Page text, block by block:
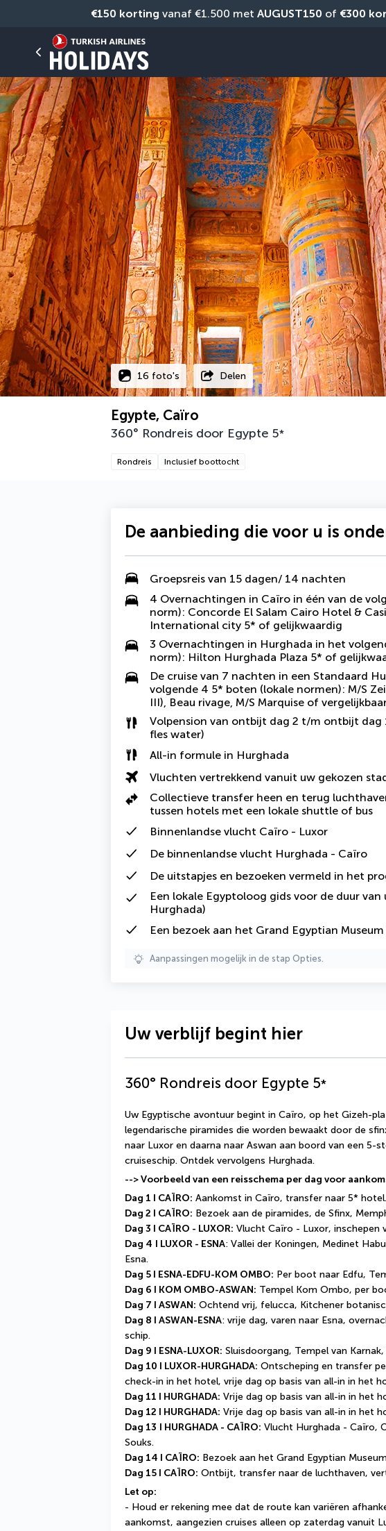
€150 korting vanaf €1.500 met AUGUST150 of €300
16 foto's Delen
Egypte, Caïro
360° Rondreis door Egypte 5*
Rondreis Inclusief boottocht
De aanbieding die voor u is
Groepsreis van 15 dagen/ 14 nachten
4 Overnachtingen in Caïro in één van de
norm): Concorde El Salam Cairo Hotel &
International city 5* of gelijkwaardig
3 Overnachtingen in Hurghada in het
norm): Hilton Hurghada Plaza 5* of
De cruise van 7 nachten in een Standaard
volgende 4 5* boten (lokale normen): M/S
III), Beau rivage, M/S Marquise of
Volpension van ontbijt dag 2 t/m ontbijt dag
fles water)
All-in formule in Hurghada
Vluchten vertrekkend vanuit uw gekozen
Collectieve transfer heen en terug
tussen hotels met een lokale shuttle of bus
Binnenlandse vlucht Caïro - Luxor
De binnenlandse vlucht Hurghada - Caïro
De uitstapjes en bezoeken vermeld in het
Een lokale Egyptoloog gids voor de duur van
Hurghada)
Een bezoek aan het Grand Egyptian Museum
Aanpassingen mogelijk in de stap Opties.
Uw verblijf begint hier
360° Rondreis door Egypte 5*
Uw Egyptische avontuur begint in Caïro, op het Gizeh-
legendarische piramides die worden bewaakt door de
naar Luxor en daarna naar Aswan aan boord van een 5-
cruiseschip. Ontdek vervolgens Hurghada.
--> Voorbeeld van een reisschema per dag voor
Dag 1 I CAÏRO: Aankomst in Caïro, transfer naar 5*
Dag 2 I CAÏRO: Bezoek aan de piramides, de Sfinx,
Dag 3 I CAÏRO - LUXOR: Vlucht Caïro - Luxor, inschepen
Dag 4 I LUXOR - ESNA: Vallei der Koningen, Medinet
Esna.
Dag 5 I ESNA-EDFU-KOM OMBO: Per boot naar Edfu,
Dag 6 I KOM OMBO-ASWAN: Tempel Kom Ombo, per
Dag 7 I ASWAN: Ochtend vrij, felucca, Kitchener
Dag 8 I ASWAN-ESNA: vrije dag, varen naar Esna,
schip.
Dag 9 I ESNA-LUXOR: Sluisdoorgang, Tempel van
Dag 10 I LUXOR-HURGHADA: Ontscheping en transfer
check-in in het hotel, vrije dag op basis van all-in in het
Dag 11 I HURGHADA: Vrije dag op basis van all-in in het
Dag 12 I HURGHADA: Vrije dag op basis van all-in in het
Dag 13 I HURGHADA - CAÏRO: Vlucht Hurghada - Caïro,
Souks.
Dag 14 I CAÏRO: Bezoek aan het Grand Egyptian
Dag 15 I CAÏRO: Ontbijt, transfer naar de luchthaven,
Let op:
- Houd er rekening mee dat de route kan variëren
aankomst, aangezien cruises alleen op zaterdag vanuit